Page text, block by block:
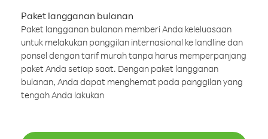
Paket langganan bulanan
Paket langganan bulanan memberi Anda keleluasaan
untuk melakukan panggilan internasional ke landline dan
ponsel dengan tarif murah tanpa harus memperpanjang
paket Anda setiap saat. Dengan paket langganan
bulanan, Anda dapat menghemat pada panggilan yang
tengah Anda lakukan